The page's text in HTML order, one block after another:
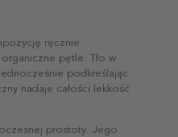
ręcznie
pętle. Tło w
podkreślając
nadaje całości lekkość
prostoty. Jego